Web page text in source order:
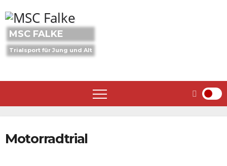
to
content
MSC FALKE
Trialsport für Jung und Alt
Motorradtrial